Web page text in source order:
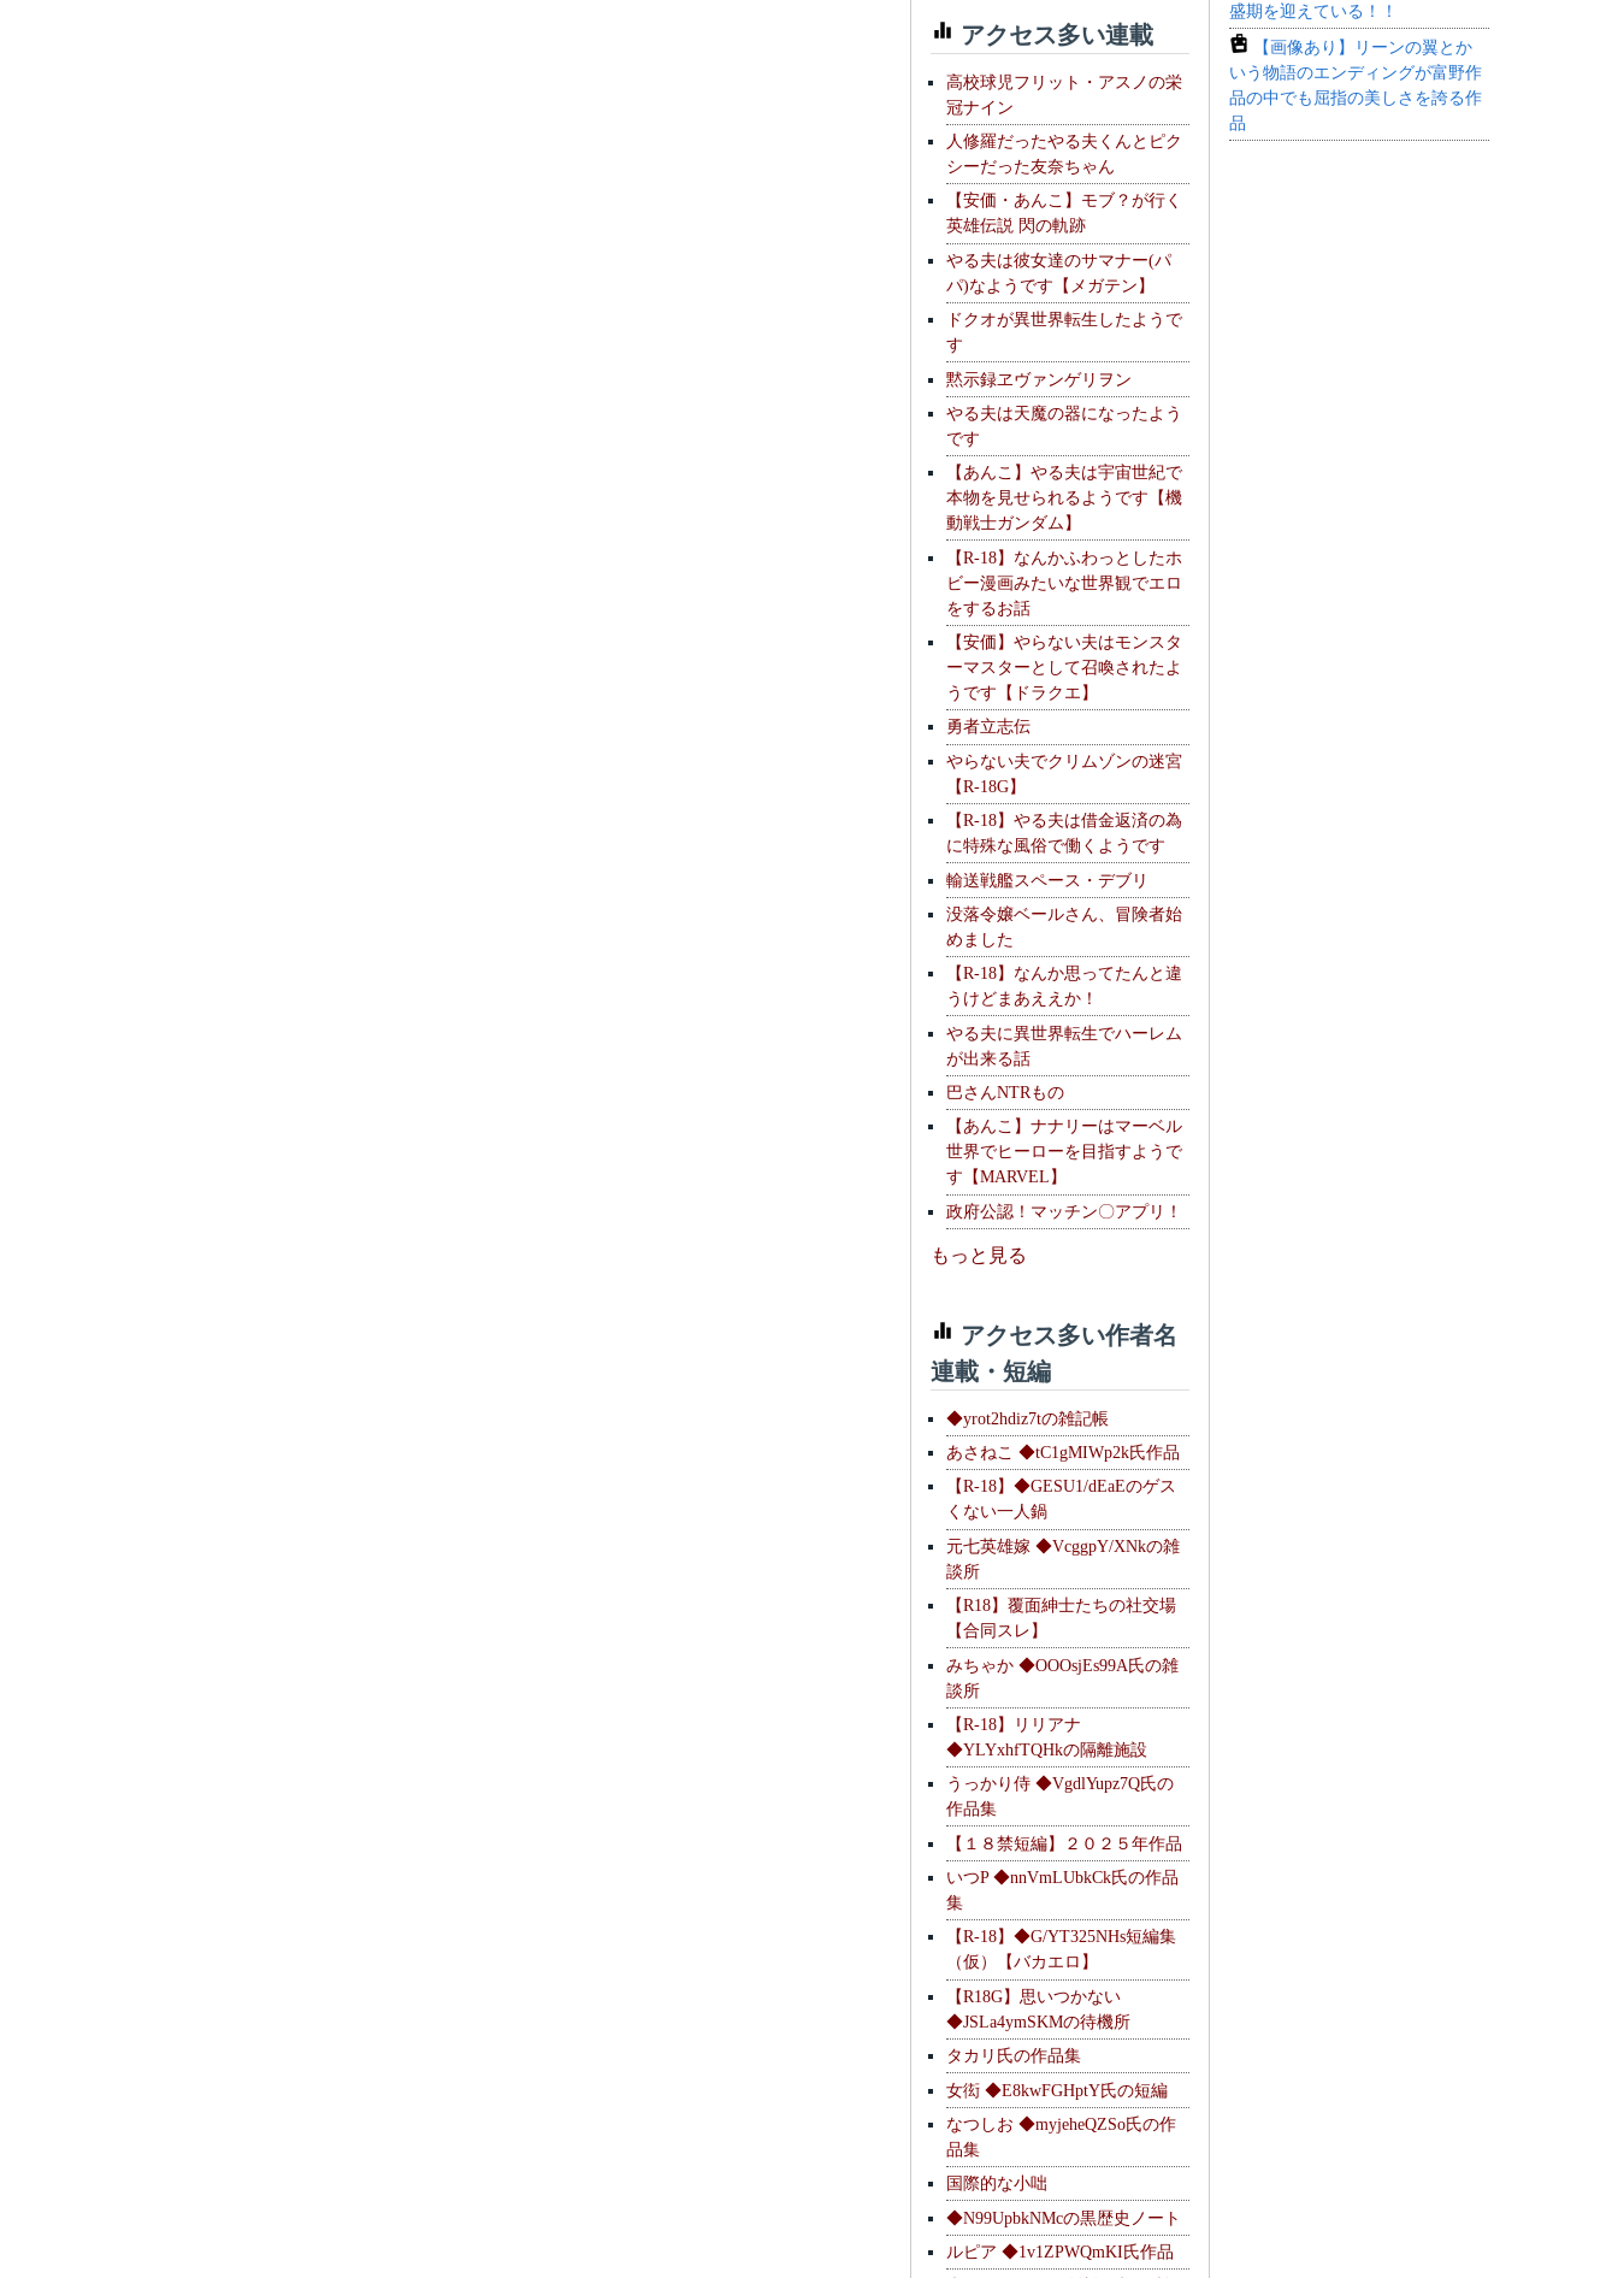
アクセス多い連載
高校球児フリット・アスノの栄
冠ナイン
人修羅だったやる夫くんとピク
シーだった友奈ちゃん
【安価・あんこ】モブ？が行く
英雄伝説 閃の軌跡
やる夫は彼女達のサマナー(パ
パ)なようです【メガテン】
ドクオが異世界転生したようで
す
黙示録ヱヴァンゲリヲン
やる夫は天魔の器になったよう
です
【あんこ】やる夫は宇宙世紀で
本物を見せられるようです【機
動戦士ガンダム】
【R-18】なんかふわっとしたホ
ビー漫画みたいな世界観でエロ
をするお話
【安価】やらない夫はモンスタ
ーマスターとして召喚されたよ
うです【ドラクエ】
勇者立志伝
やらない夫でクリムゾンの迷宮
【R-18G】
【R-18】やる夫は借金返済の為
に特殊な風俗で働くようです
輸送戦艦スペース・デブリ
没落令嬢ベールさん、冒険者始
めました
【R-18】なんか思ってたんと違
うけどまあええか！
やる夫に異世界転生でハーレム
が出来る話
巴さんNTRもの
【あんこ】ナナリーはマーベル
世界でヒーローを目指すようで
す【MARVEL】
政府公認！マッチン〇アプリ！
もっと見る
アクセス多い作者名
連載・短編
◆yrot2hdiz7tの雑記帳
あさねこ ◆tC1gMIWp2k氏作品
【R-18】◆GESU1/dEaEのゲス
くない一人鍋
元七英雄嫁 ◆VcggpY/XNkの雑
談所
【R18】覆面紳士たちの社交場
【合同スレ】
みちゃか ◆OOOsjEs99A氏の雑
談所
【R-18】リリアナ
◆YLYxhfTQHkの隔離施設
うっかり侍 ◆VgdlYupz7Q氏の
作品集
【１８禁短編】２０２５年作品
いつP ◆nnVmLUbkCk氏の作品
集
【R-18】◆G/YT325NHs短編集
（仮）【バカエロ】
【R18G】思いつかない
◆JSLa4ymSKMの待機所
タカリ氏の作品集
女衒 ◆E8kwFGHptY氏の短編
なつしお ◆myjeheQZSo氏の作
品集
国際的な小咄
◆N99UpbkNMcの黒歴史ノート
ルピア ◆1v1ZPWQmKI氏作品
盛期を迎えている！！
【画像あり】リーンの翼とか
いう物語のエンディングが富野作
品の中でも屈指の美しさを誇る作
品